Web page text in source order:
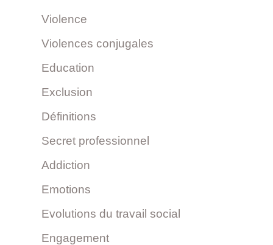
Violence
Violences conjugales
Education
Exclusion
Définitions
Secret professionnel
Addiction
Emotions
Evolutions du travail social
Engagement